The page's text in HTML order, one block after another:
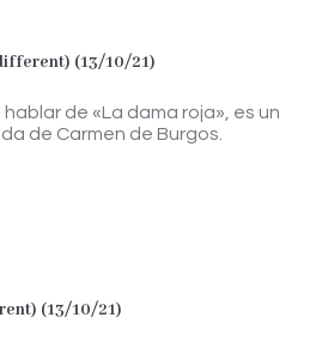
(13/10/21)
de «La dama roja», es un
de Carmen de Burgos.
(13/10/21)